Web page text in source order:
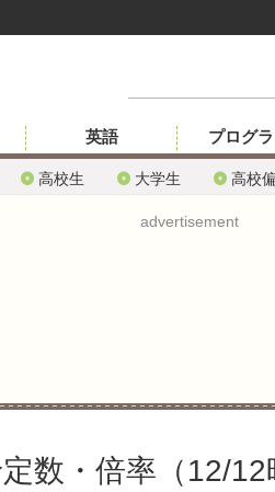
高校生 大学生 高校
英語 プログ
advertisement
数・倍率（12/12